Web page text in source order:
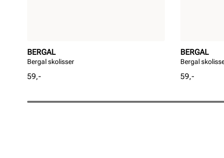
BERGAL
Bergal skolisser
Pris
59,-
BERGAL
Bergal
Pris
59,-